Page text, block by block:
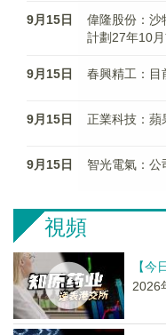
9月15日
偉隆股份：沙
計劃27年10
9月15日 春興精工：目
9月15日 正業科技：蘋
9月15日 智光電氣：公
視頻
【今
2026